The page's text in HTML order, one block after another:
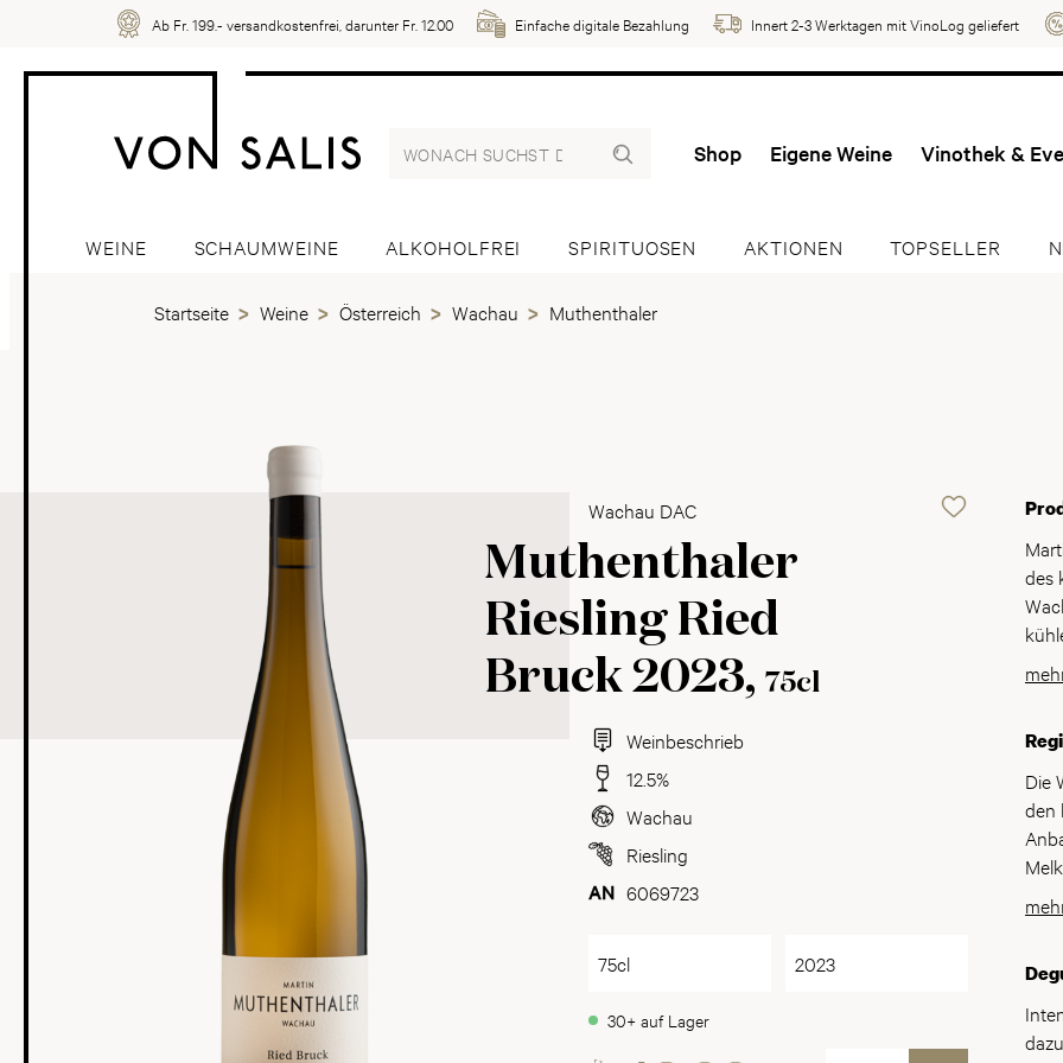
Ab Fr. 199.- versandkostenfrei, darunter Fr. 12.00 Einfache digitale Bezahlung Innert 2-3 Werktagen mit VinoLog geliefert
Shop Eigene Weine Vinothek &
WEINE SCHAUMWEINE ALKOHOLFREI SPIRITUOSEN AKTIONEN TOPSELLER
Startseite Weine Österreich Wachau Muthenthaler
Wachau DAC
Muthenthaler
Riesling Ried
Bruck 2023, 75cl
Weinbeschrieb
12.5%
Wachau
Riesling
6069723
75cl 2023
30+ auf Lager
des
und
aus
auf
Die
den
für